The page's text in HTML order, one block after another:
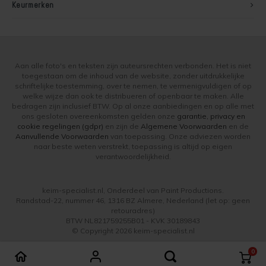
Speciaal Fixatief
Spachtel
Unikristalat
Concreton-Fixatief
0
Keurmerken
Aan alle foto's en teksten zijn auteursrechten verbonden. Het is niet
toegestaan om de inhoud van de website, zonder uitdrukkelijke
schriftelijke toestemming, over te nemen, te vermenigvuldigen of op
welke wijze dan ook te distribueren of openbaar te maken. Alle
bedragen zijn inclusief BTW. Op al onze aanbiedingen en op alle met
ons gesloten overeenkomsten gelden onze garantie, privacy en
cookie regelingen (gdpr) en zijn de Algemene Voorwaarden en de
Aanvullende Voorwaarden van toepassing. Onze adviezen worden
naar beste weten verstrekt, toepassing is altijd op eigen
verantwoordelijkheid.
keim-specialist.nl, Onderdeel van Paint Productions.
Randstad-22, nummer 46, 1316 BZ Almere, Nederland (let op: geen
retouradres)
BTW NL821759255B01 - KVK 30189843
© Copyright 2026 keim-specialist.nl
Vergelijk producten 0